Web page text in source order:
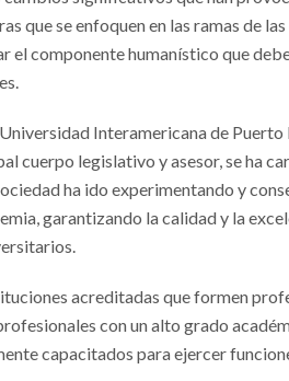
que se enfoquen en las ramas de
el componente humanístico que
Interamericana de
cuerpo legislativo y asesor, se ha
ha ido experimentando y
garantizando la calidad y la
acreditadas que formen
con un alto grado
capacitados para ejercer